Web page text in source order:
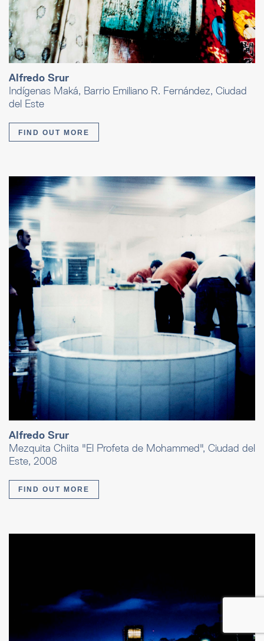
Alfredo Srur
Indígenas Maká, Barrio Emiliano R. Fernández, Ciudad
del Este
FIND OUT MORE
Alfredo Srur
Mezquita Chiita "El Profeta de Mohammed", Ciudad del
Este, 2008
FIND OUT MORE